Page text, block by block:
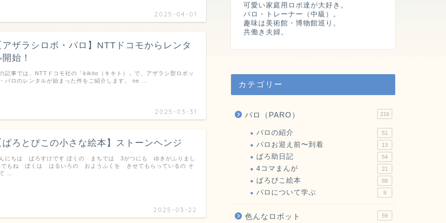
2025-04-01
アザラシロボ・パロ】NTTドコモからレンタ
始！
2025-03-31
記事では、NTTドコモ社の「kikito（キキト）」で、アザラシ型ロボッ
パロのレンタルが始まった件をご紹介します。 ne …
ぱろとぴこの小さな絵本】ストーンヘンジ
2025-03-22
にちは ぱろすけです ぼくの まちでは 3がつにも ゆきがふりまし
でもね ぼくは はるいろの おようふくを きせてもらっているの そ
…
可愛い家庭用ロボ達が大好き。
パロ・トレーナー（中級）。
趣味は美術館・博物館巡り。
共働き夫婦。
カテゴリー
パロ（PARO） 216
パロの紹介 51
パロお迎え前〜到着 13
ぱろ助日記 54
4コマまんが 21
ぱろぴこ絵本 68
パロについて学ぶ 9
色んなロボット 59